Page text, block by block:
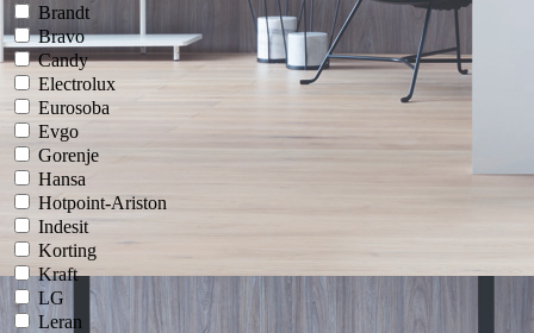
Brandt
Bravo
Candy
Electrolux
Eurosoba
Evgo
Gorenje
Hansa
Hotpoint-Ariston
Indesit
Korting
Kraft
LG
Leran